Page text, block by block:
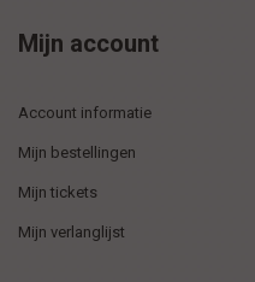
Mijn account
Account informatie
Mijn bestellingen
Mijn tickets
Mijn verlanglijst